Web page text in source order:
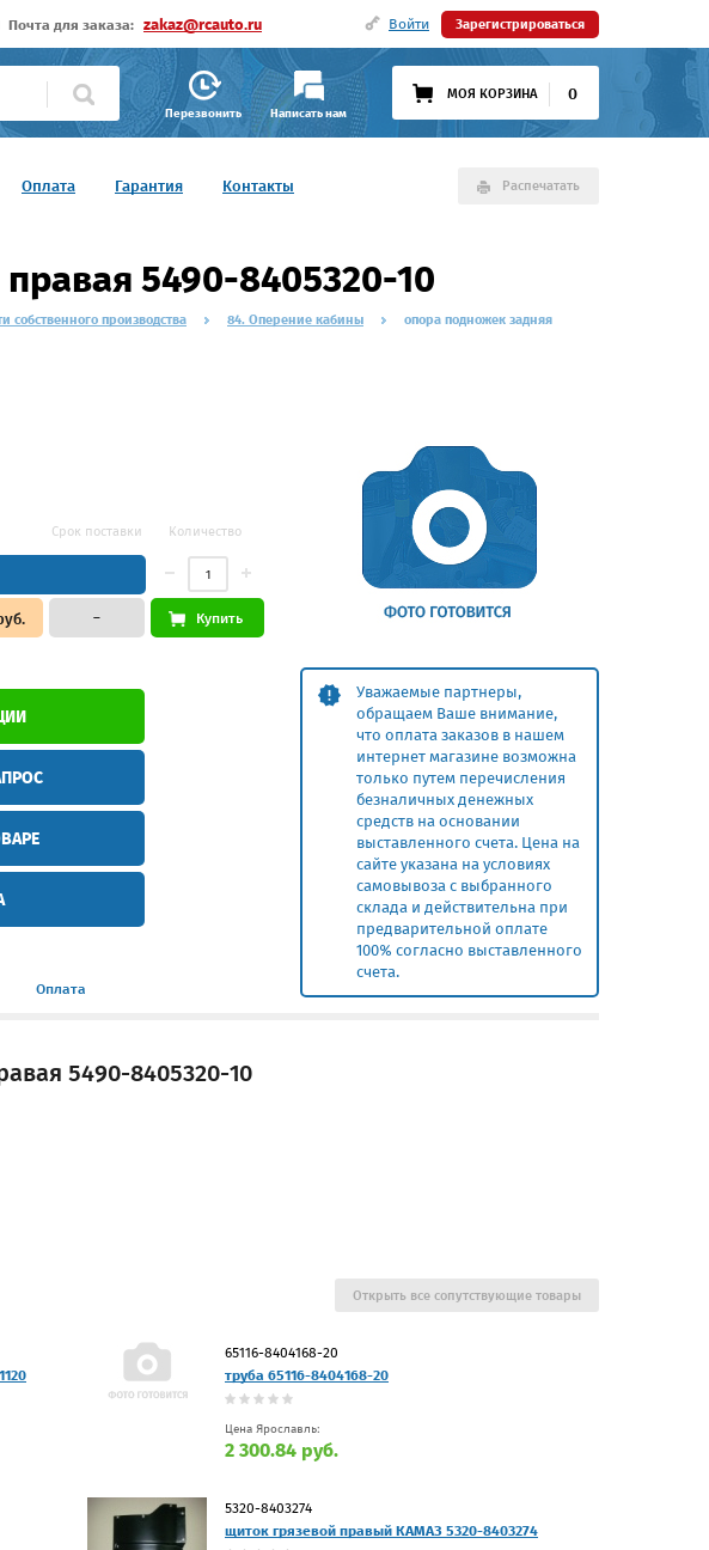
Почта для заказа: zakaz@rcauto.ru Войти Зарегистрироваться
Перезвонить Написать нам
МОЯ КОРЗИНА 0
Оплата Гарантия Контакты Распечатать
5490-8405320-10
собственного производства 84. Оперение кабины
опора подножек задняя
Уважаемые партнеры,
обращаем Ваше внимание,
что оплата заказов в нашем
интернет магазине возможна
только путем перечисления
безналичных денежных
средств на основании
выставленного счета. Цена на
сайте указана на условиях
самовывоза с выбранного
склада и действительна при
предварительной оплате
100% согласно выставленного
счета.
Срок поставки Количество
– Купить
Оплата
5490-8405320-10
65116-8404168-20
труба 65116-8404168-20
Цена Ярославль:
2 300.84 руб.
5320-8403274
щиток грязевой правый КАМАЗ 5320-8403274
Открыть все сопутствующие товары